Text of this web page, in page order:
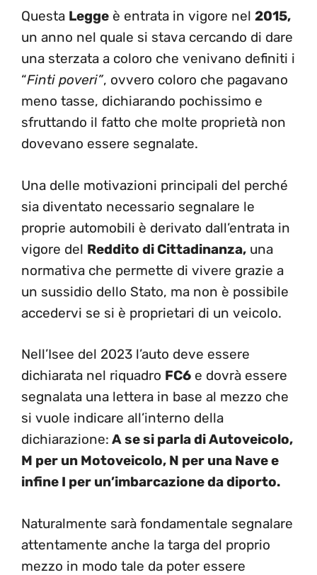
Questa Legge è entrata in vigore nel 2015,
un anno nel quale si stava cercando di dare
una sterzata a coloro che venivano definiti i
“Finti poveri”, ovvero coloro che pagavano
meno tasse, dichiarando pochissimo e
sfruttando il fatto che molte proprietà non
dovevano essere segnalate.
Una delle motivazioni principali del perché
sia diventato necessario segnalare le
proprie automobili è derivato dall’entrata in
vigore del Reddito di Cittadinanza, una
normativa che permette di vivere grazie a
un sussidio dello Stato, ma non è possibile
accedervi se si è proprietari di un veicolo.
Nell’Isee del 2023 l’auto deve essere
dichiarata nel riquadro FC6 e dovrà essere
segnalata una lettera in base al mezzo che
si vuole indicare all’interno della
dichiarazione: A se si parla di Autoveicolo,
M per un Motoveicolo, N per una Nave e
infine I per un’imbarcazione da diporto.
Naturalmente sarà fondamentale segnalare
attentamente anche la targa del proprio
mezzo in modo tale da poter essere